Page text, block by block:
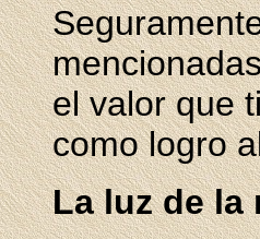
el valor que
como logro
La luz de la